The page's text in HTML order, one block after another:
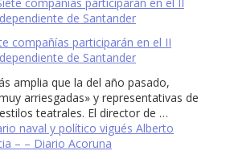
compañías participarán en el II
de Santander
amplia que la del año pasado,
arriesgadas» y representativas de
teatrales. El director de …